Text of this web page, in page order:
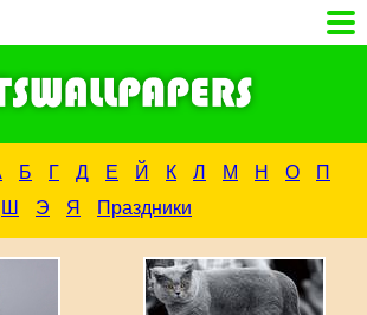
Б Г Д Е Й К Л М Н О
П
Ш Э Я Праздники